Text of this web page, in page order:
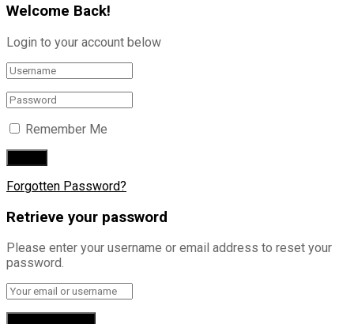
Welcome Back!
Login to your account below
Remember Me
Forgotten Password?
Retrieve your password
Please enter your username or email address to reset your
password.